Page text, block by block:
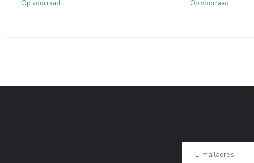
Op voorraad Op voorraad